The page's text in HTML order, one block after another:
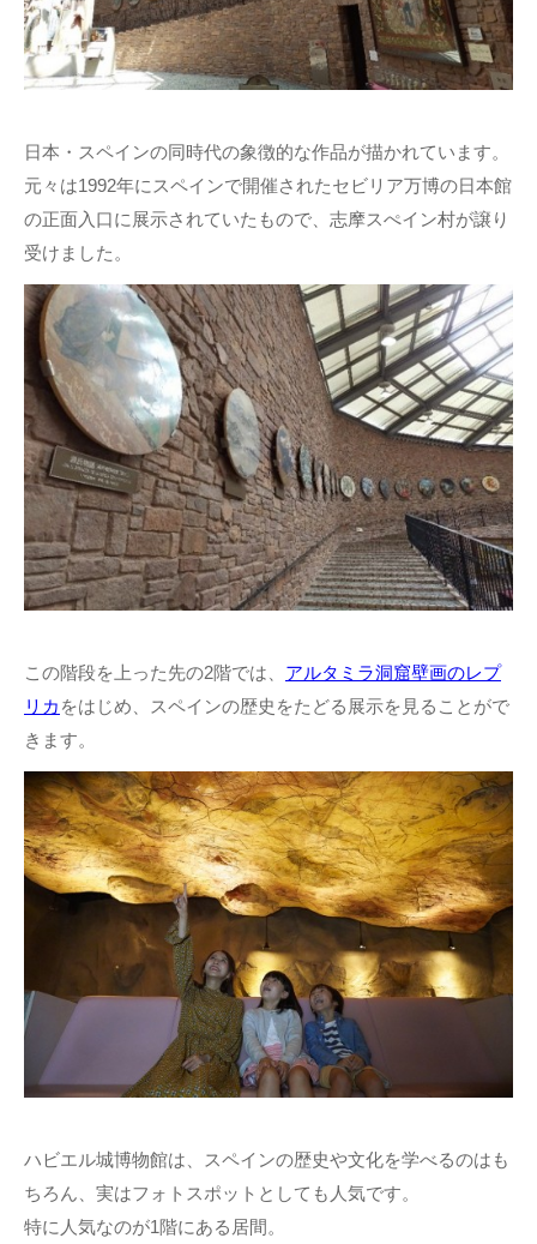
日本・スペインの同時代の象徴的な作品が描かれています。
元々は1992年にスペインで開催されたセビリア万博の日本館
の正面入口に展示されていたもので、志摩スぺイン村が譲り
受けました。
この階段を上った先の2階では、 アルタミラ洞窟壁画のレプ
リカ をはじめ、スペインの歴史をたどる展示を見ることがで
きます。
ハビエル城博物館は、スペインの歴史や文化を学べるのはも
ちろん、実はフォトスポットとしても人気です。
特に人気なのが1階にある居間。